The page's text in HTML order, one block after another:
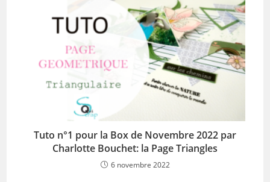
Tuto n°1 pour la Box de Novembre 2022 par
Charlotte Bouchet: la Page Triangles
6 novembre 2022